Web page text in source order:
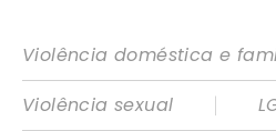
Violência doméstica e
Violência sexual
|